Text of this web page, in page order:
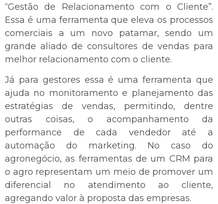
“Gestão de Relacionamento com o Cliente”.
Essa é uma ferramenta que eleva os processos
comerciais a um novo patamar, sendo um
grande aliado de consultores de vendas para
melhor relacionamento com o cliente.
Já para gestores essa é uma ferramenta que
ajuda no monitoramento e planejamento das
estratégias de vendas, permitindo, dentre
outras coisas, o acompanhamento da
performance de cada vendedor até a
automação do marketing. No caso do
agronegócio, as ferramentas de um CRM para
o agro representam um meio de promover um
diferencial no atendimento ao cliente,
agregando valor à proposta das empresas.